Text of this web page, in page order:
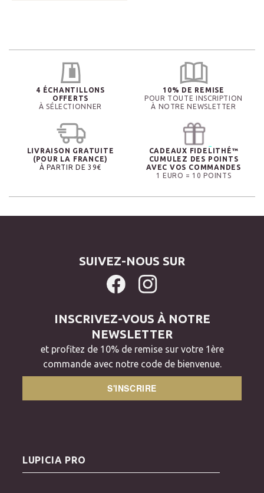
4 ÉCHANTILLONS
OFFERTS
À SÉLECTIONNER
10% DE REMISE
POUR TOUTE INSCRIPTION
À NOTRE NEWSLETTER
LIVRAISON GRATUITE
(POUR LA FRANCE)
À PARTIR DE 39€
CADEAUX FIDELITHÉ™
CUMULEZ DES POINTS
AVEC VOS COMMANDES
1 EURO = 10 POINTS
SUIVEZ-NOUS SUR
INSCRIVEZ-VOUS À NOTRE
NEWSLETTER
et profitez de 10% de remise sur votre 1ère
commande avec notre code de bienvenue.
S'INSCRIRE
LUPICIA PRO